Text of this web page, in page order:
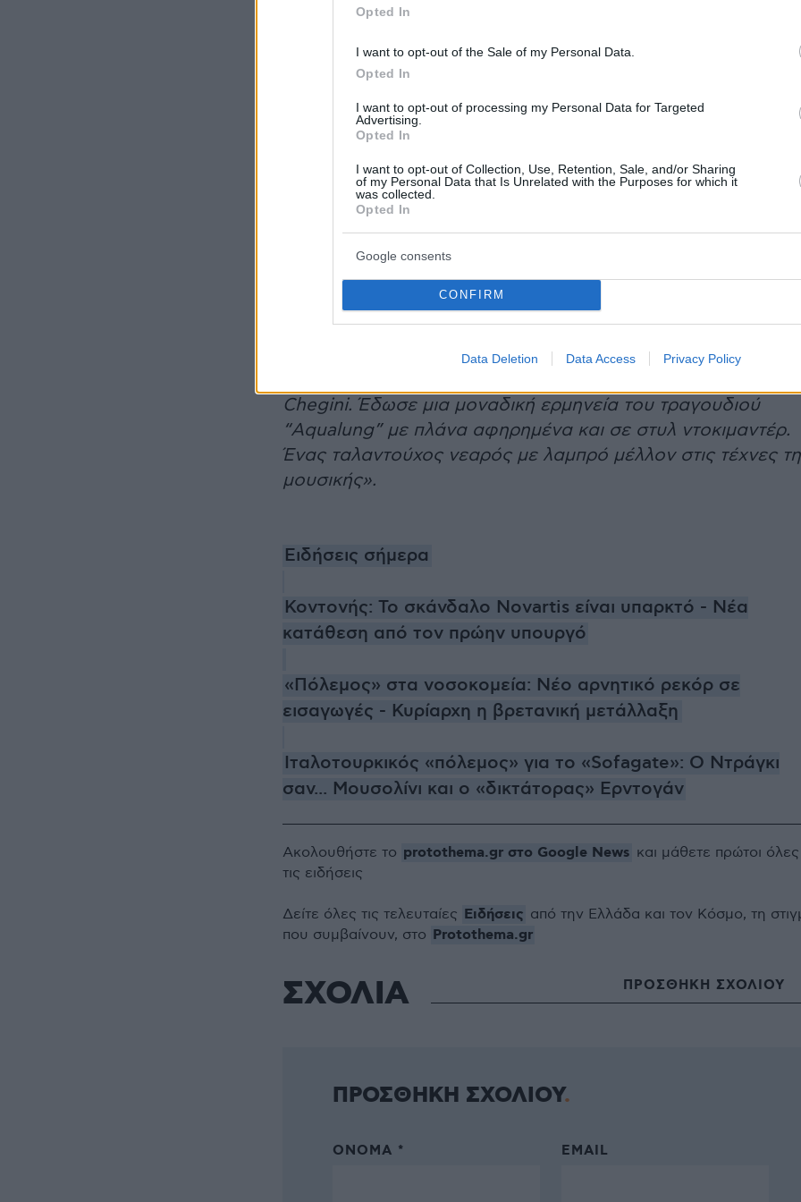
Opted In
I want to opt-out of the Sale of my Personal Data.
Opted In
I want to opt-out of processing my Personal Data for Targeted
Advertising.
Opted In
I want to opt-out of Collection, Use, Retention, Sale, and/or Sharing
of my Personal Data that Is Unrelated with the Purposes for which it
was collected.
Opted In
Google consents
CONFIRM
Data Deletion Data Access Privacy Policy
Σε δήλωση του σχετικά με την κυκλοφορία του βίντεο
Ίαν Άντερσον αναφέρει:«Κατόπιν συστάσεων από το
φιλαράκι μου, τον Jakko Jaksyzk των King Crimson, ήρθα σε
Chegini. Έδωσε μια μοναδική ερμηνεία του τραγουδιού
“Aqualung” με πλάνα αφηρημένα και σε στυλ ντοκιμαντέρ.
Ένας ταλαντούχος νεαρός με λαμπρό μέλλον στις τέχνες
μουσικής».
Ειδήσεις σήμερα
Κοντονής: Το σκάνδαλο Novartis είναι υπαρκτό - Νέα
κατάθεση από τον πρώην υπουργό
«Πόλεμος» στα νοσοκομεία: Νέο αρνητικό ρεκόρ σε
εισαγωγές - Κυρίαρχη η βρετανική μετάλλαξη
Ιταλοτουρκικός «πόλεμος» για το «Sofagate»: Ο Ντράγκι
σαν... Μουσολίνι και ο «δικτάτορας» Ερντογάν
Ακολουθήστε το protothema.gr στο Google News και μάθετε πρώτοι όλες
τις ειδήσεις
Δείτε όλες τις τελευταίες Ειδήσεις από την Ελλάδα και τον Κόσμο, τη
που συμβαίνουν, στο Protothema.gr
ΣΧΟΛΙΑ ΠΡΟΣΘΗΚΗ ΣΧΟΛΙΟΥ
ΠΡΟΣΘΗΚΗ ΣΧΟΛΙΟΥ
ΌΝΟΜΑ * EMAIL